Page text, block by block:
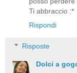
Ti abbraccio :*
Rispondi
Risposte
Dolci a